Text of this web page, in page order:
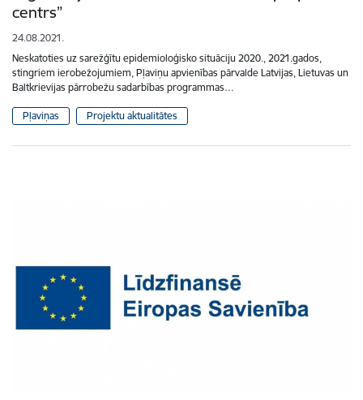
centrs”
24.08.2021.
Neskatoties uz sarežģītu epidemioloģisko situāciju 2020., 2021.gados,
stingriem ierobežojumiem, Pļaviņu apvienības pārvalde Latvijas, Lietuvas un
Baltkrievijas pārrobežu sadarbības programmas…
Pļaviņas Projektu aktualitātes